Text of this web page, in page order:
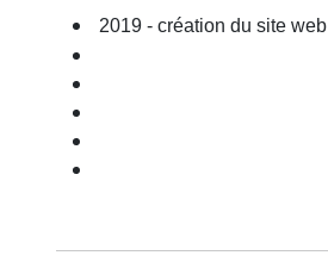
2019 - création du site web